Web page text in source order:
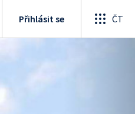
Přihlásit se ČT